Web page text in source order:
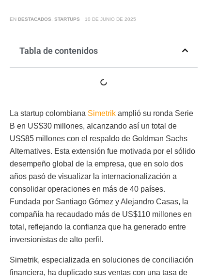
EN DESTACADOS STARTUPS 10 DE JUNIO DE 2025
Tabla de contenidos
La startup colombiana Simetrik amplió su ronda Serie
B en US$30 millones, alcanzando así un total de
US$85 millones con el respaldo de Goldman Sachs
Alternatives. Esta extensión fue motivada por el sólido
desempeño global de la empresa, que en solo dos
años pasó de visualizar la internacionalización a
consolidar operaciones en más de 40 países.
Fundada por Santiago Gómez y Alejandro Casas, la
compañía ha recaudado más de US$110 millones en
total, reflejando la confianza que ha generado entre
inversionistas de alto perfil.
Simetrik, especializada en soluciones de conciliación
financiera, ha duplicado sus ventas con una tasa de